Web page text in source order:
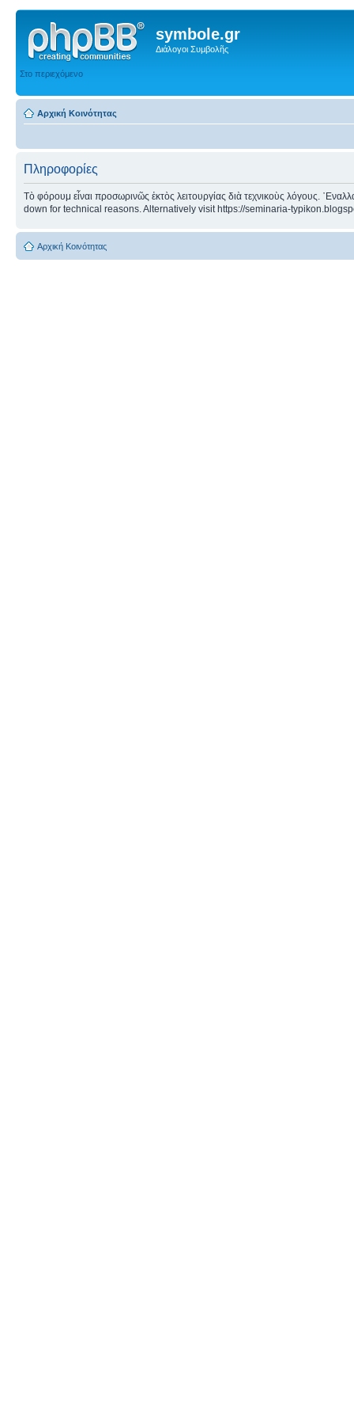
symbole.gr
Διάλογοι Συμβολῆς
Στο περιεχόμενο
Αρχική Κοινότητας
Πληροφορίες
Τὸ φόρουμ εἶναι προσωρινῶς ἐκτὸς λειτουργίας διὰ τεχνικοὺς λόγους.
down for technical reasons. Alternatively visit https://seminaria-
Αρχική Κοινότητας